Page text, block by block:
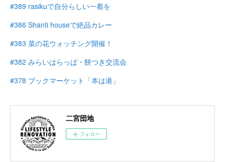
#389 rasikuで自分らしい一着を
#386 Shanti houseで絶品カレー
#383 菜の花ウォッチング開催！
#382 みらいはらっぱ・餅つき交流会
#378 ブックマーケット「本は港」
二宮団地
フォロー